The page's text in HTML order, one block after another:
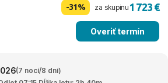
-31% za skupinu1 723 €
Overiť termín
(7 nocí/8 dní)